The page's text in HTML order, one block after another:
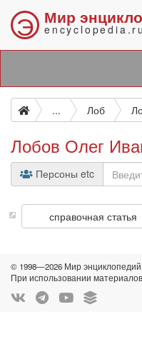
Э Мир
encyclopedia.ru
... Лоб
Лобов Олег
Персоны etc
справочная статья
© 1998—2026 Мир энциклопедий
При использовании